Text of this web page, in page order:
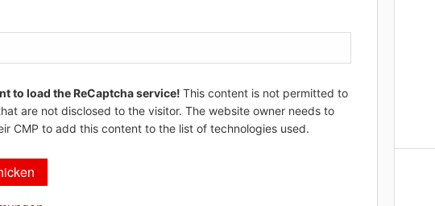
to load the ReCaptcha service! This content is not permitted to
are not disclosed to the visitor. The website owner needs to
CMP to add this content to the list of technologies used.